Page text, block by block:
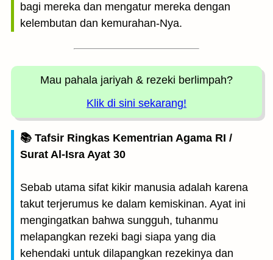
bagi mereka dan mengatur mereka dengan
kelembutan dan kemurahan-Nya.
Mau pahala jariyah & rezeki berlimpah?
Klik di sini sekarang!
📚 Tafsir Ringkas Kementrian Agama RI /
Surat Al-Isra Ayat 30
Sebab utama sifat kikir manusia adalah karena
takut terjerumus ke dalam kemiskinan. Ayat ini
mengingatkan bahwa sungguh, tuhanmu
melapangkan rezeki bagi siapa yang dia
kehendaki untuk dilapangkan rezekinya dan